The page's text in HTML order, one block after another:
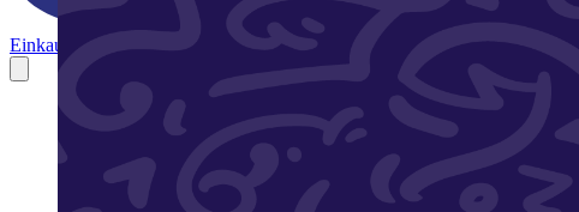
Einkaufen & Gutes tun Geld spendenTierfutter spenden VereineEuer Beitrag